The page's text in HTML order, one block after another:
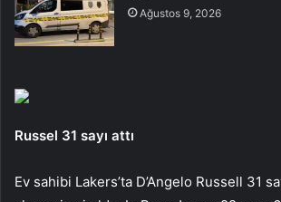
Ağustos 9, 2026
Russel 31 sayı attı
Ev sahibi Lakers’ta D’Angelo Russell 31